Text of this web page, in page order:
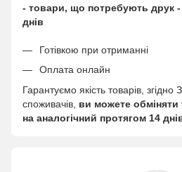
- товари, що потребують друк -
днів
Готівкою при отриманні
Оплата онлайн
Гарантуємо якість товарів,
споживачів, ви можете обміняти
на аналогічний протягом 14